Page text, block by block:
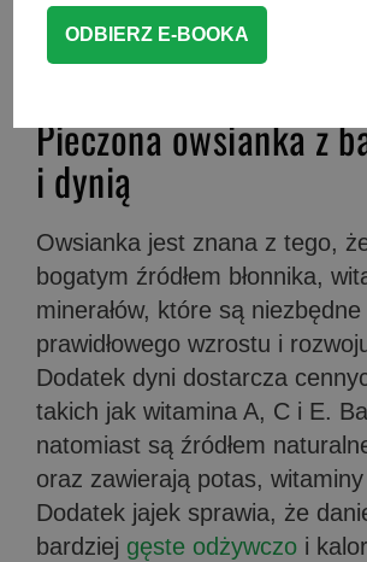
kawałki, które łatwo będzie
Pieczona owsianka z
i dynią
Owsianka jest znana z tego,
bogatym źródłem błonnika,
minerałów, które są
prawidłowego wzrostu i
Dodatek dyni dostarcza
takich jak witamina A, C i E.
natomiast są źródłem
oraz zawierają potas,
Dodatek jajek sprawia, że
bardziej gęste odżywczo i